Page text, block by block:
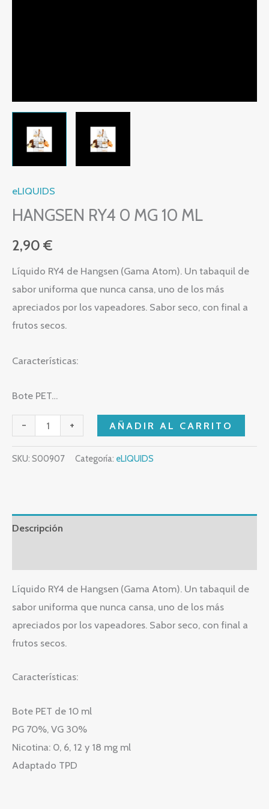
eLIQUIDS
HANGSEN RY4 0 MG 10 ML
2,90 €
Líquido RY4 de Hangsen (Gama Atom). Un tabaquil de
sabor uniforma que nunca cansa, uno de los más
apreciados por los vapeadores. Sabor seco, con final a
frutos secos.
Características:
Bote PET…
- + AÑADIR AL CARRITO
SKU: S00907 Categoría: eLIQUIDS
Descripción
Líquido RY4 de Hangsen (Gama Atom). Un tabaquil de
sabor uniforma que nunca cansa, uno de los más
apreciados por los vapeadores. Sabor seco, con final a
frutos secos.
Características:
Bote PET de 10 ml
PG 70%, VG 30%
Nicotina: 0, 6, 12 y 18 mg ml
Adaptado TPD